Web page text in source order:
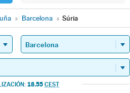
» Barcelona » Súria
18.55 CEST